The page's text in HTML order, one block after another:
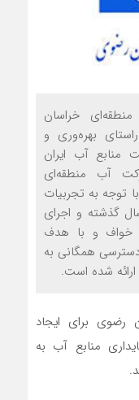
خراسان
بهره‌وری و
منابع آب ایران
آب منطقه‌ای
به تجربیات
گذشته و اجرای
خواف و با هدف
همگانی به
ارائه شده است.
رضوی برای ایجاد
منابع آب به